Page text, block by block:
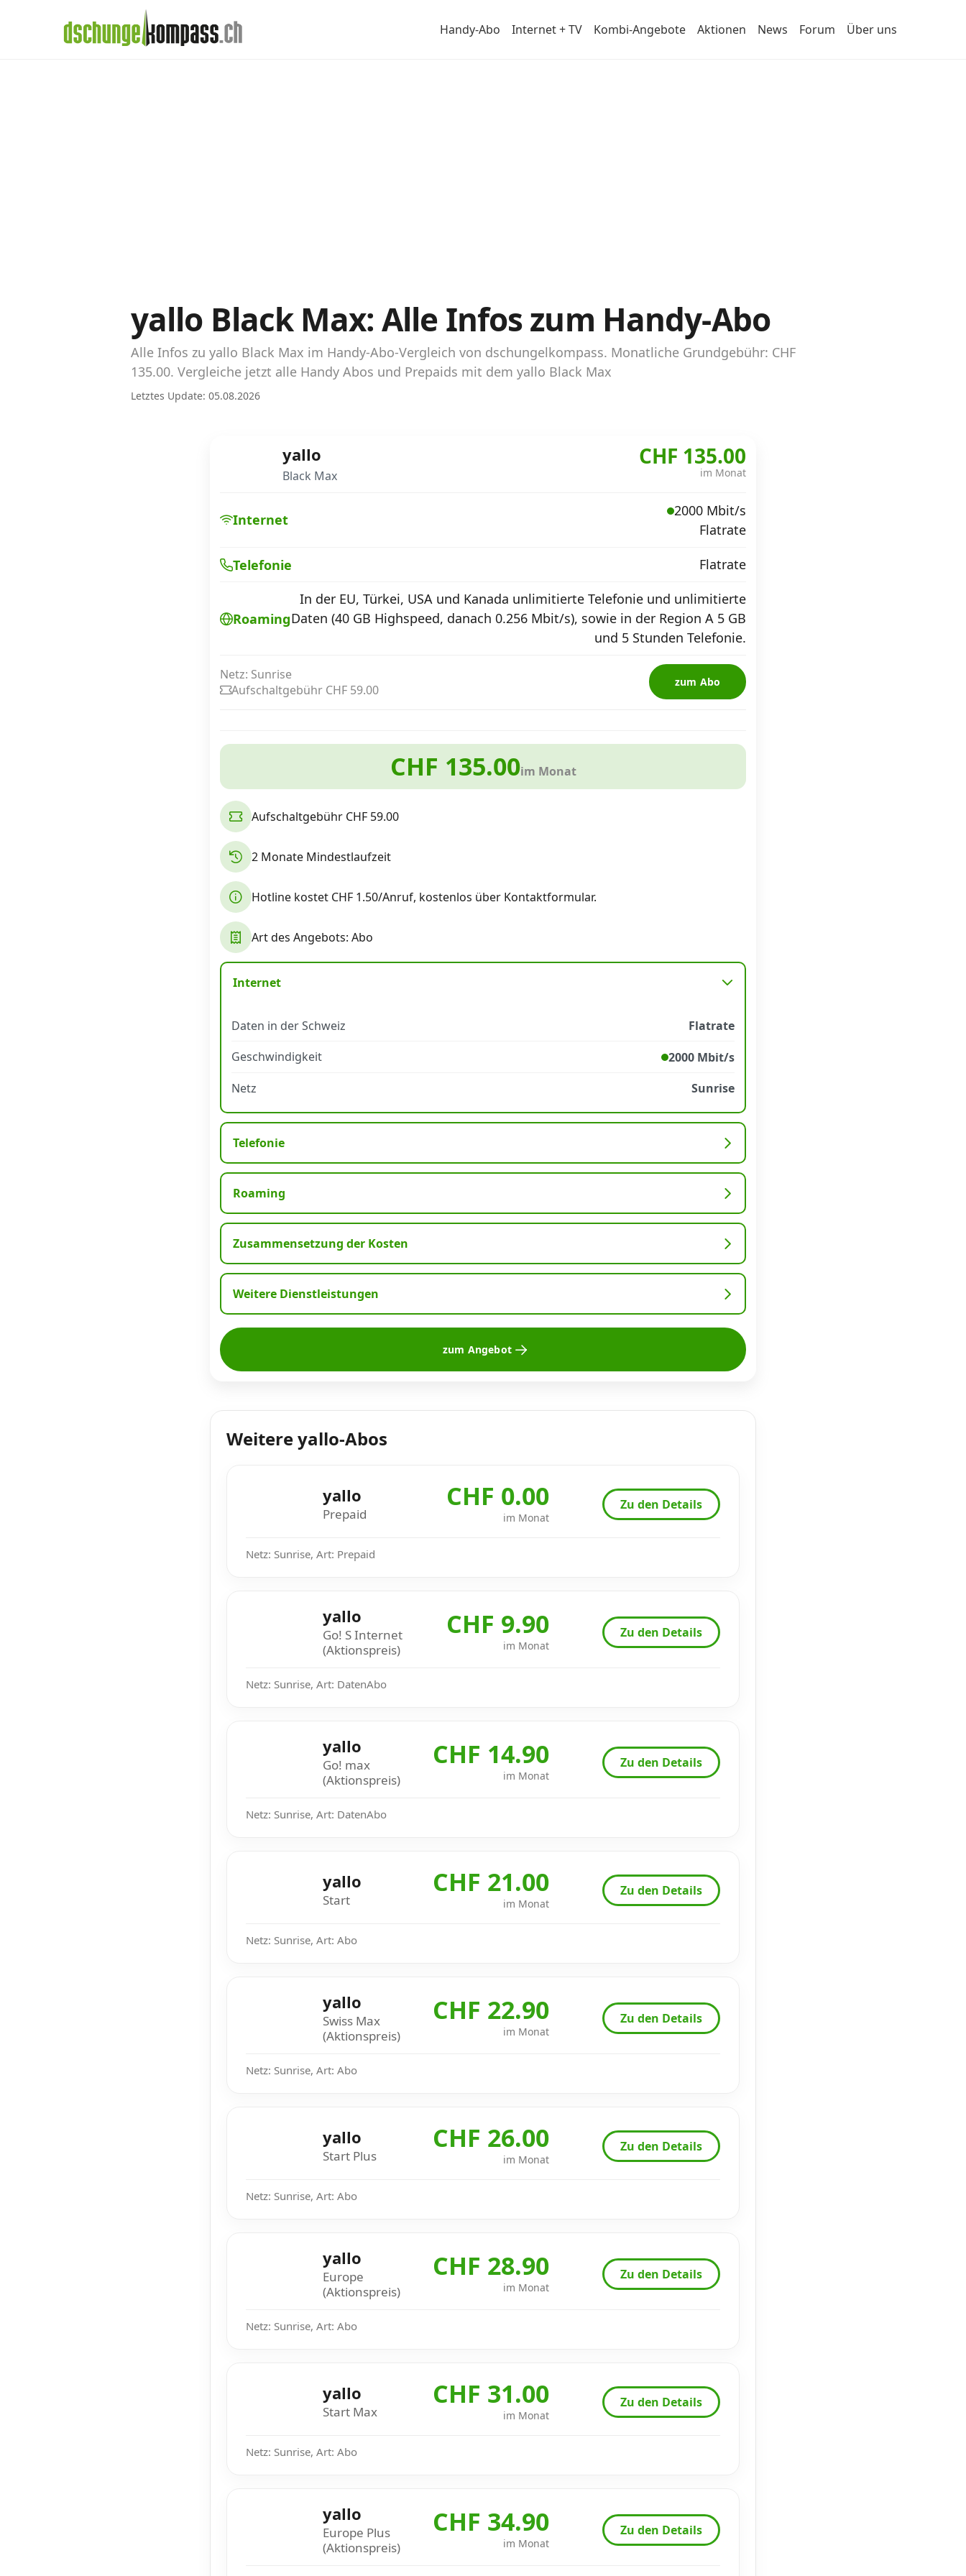
Handy-Abo Internet + TV Kombi-Angebote Aktionen News Forum Über uns
Daten-Abos vergleichen
Abos für Tablets, Hotspots und Smart
Tarifrechner Handy-Abo
Der gute alte Tarifrechner im neuen Design
yallo Black Max: Alle Infos zum Handy-Abo
Alle Infos zu yallo Black Max im Handy-Abo-Vergleich von dschungelkompass. Monatliche Grundgebühr: CHF
135.00. Vergleiche jetzt alle Handy Abos und Prepaids mit dem yallo Black Max
Letztes Update: 05.08.2026
yallo
Black Max
CHF 135.00
im Monat
Internet
2000 Mbit/s
Flatrate
Telefonie Flatrate
Roaming
In der EU, Türkei, USA und Kanada unlimitierte Telefonie und unlimitierte
Daten (40 GB Highspeed, danach 0.256 Mbit/s), sowie in der Region A 5 GB
und 5 Stunden Telefonie.
Netz: Sunrise
Aufschaltgebühr CHF 59.00
zum Abo
CHF 135.00im Monat
Aufschaltgebühr CHF 59.00
2 Monate Mindestlaufzeit
Hotline kostet CHF 1.50/Anruf, kostenlos über Kontaktformular.
Art des Angebots: Abo
Internet
Daten in der Schweiz
Flatrate
Geschwindigkeit
2000 Mbit/s
Netz
Sunrise
Telefonie
Roaming
Zusammensetzung der Kosten
Weitere Dienstleistungen
zum Angebot
Weitere yallo-Abos
yallo
Prepaid
CHF 0.00
im Monat
Zu den Details
Netz: Sunrise, Art: Prepaid
yallo
Go! S Internet
(Aktionspreis)
CHF 9.90
im Monat
Zu den Details
Netz: Sunrise, Art: DatenAbo
yallo
Go! max
(Aktionspreis)
CHF 14.90
im Monat
Zu den Details
Netz: Sunrise, Art: DatenAbo
yallo
Start
CHF 21.00
im Monat
Zu den Details
Netz: Sunrise, Art: Abo
yallo
Swiss Max
(Aktionspreis)
CHF 22.90
im Monat
Zu den Details
Netz: Sunrise, Art: Abo
yallo
Start Plus
CHF 26.00
im Monat
Zu den Details
Netz: Sunrise, Art: Abo
yallo
Europe
(Aktionspreis)
CHF 28.90
im Monat
Zu den Details
Netz: Sunrise, Art: Abo
yallo
Start Max
CHF 31.00
im Monat
Zu den Details
Netz: Sunrise, Art: Abo
yallo
Europe Plus
(Aktionspreis)
CHF 34.90
im Monat
Zu den Details